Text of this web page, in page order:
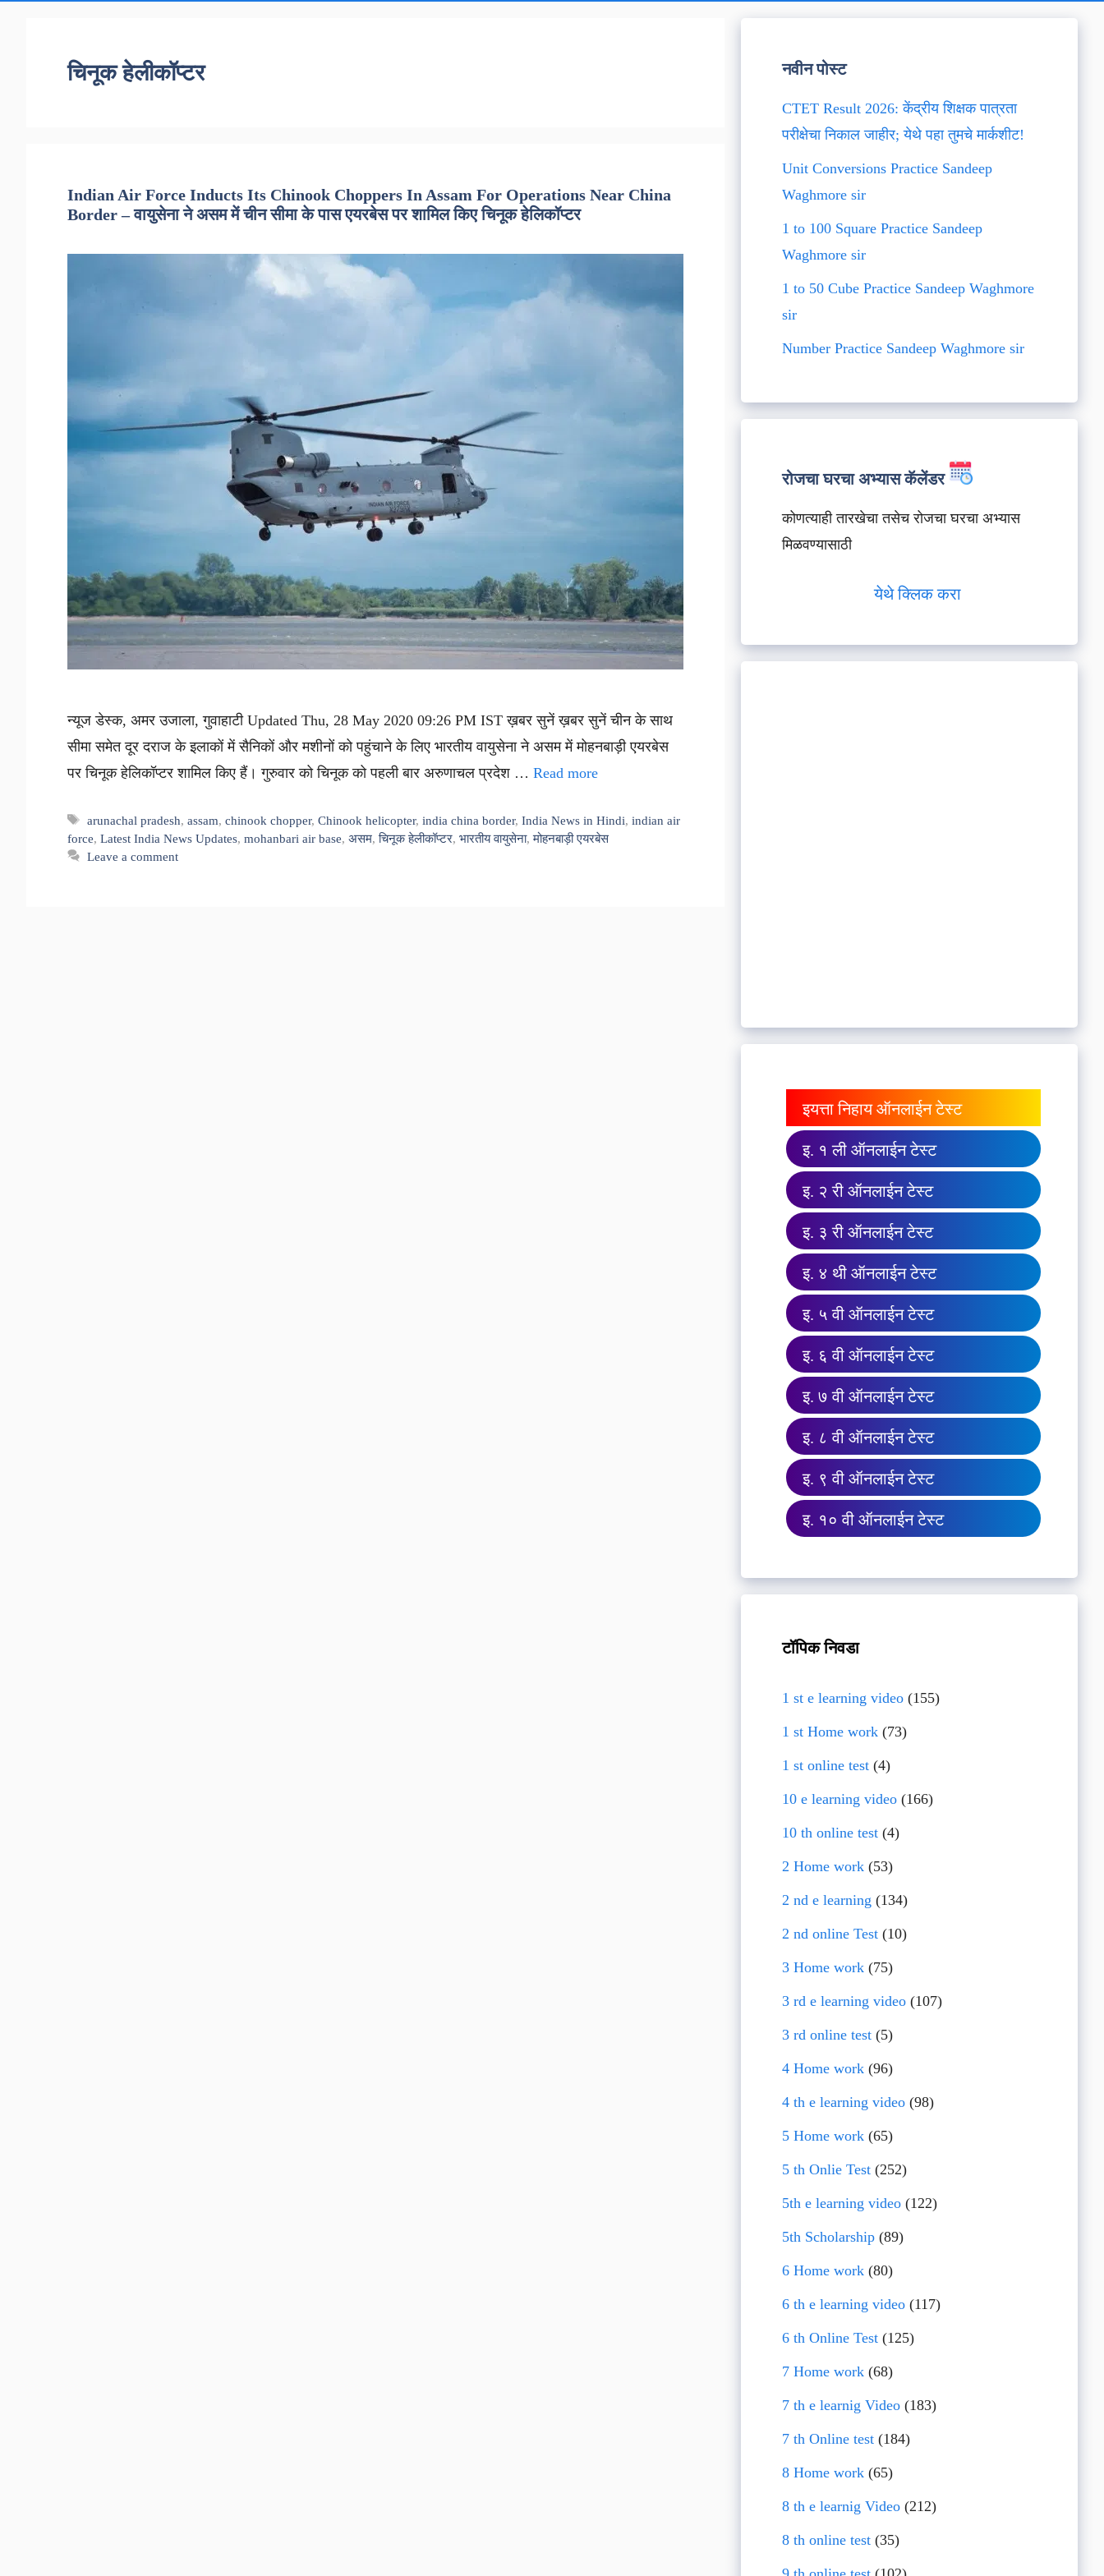
चिनूक हेलीकॉप्टर
Indian Air Force Inducts Its Chinook Choppers In Assam For Operations Near China
Border – वायुसेना ने असम में चीन सीमा के पास एयरबेस पर शामिल किए चिनूक हेलिकॉप्टर
न्यूज डेस्क, अमर उजाला, गुवाहाटी Updated Thu, 28 May 2020 09:26 PM IST ख़बर सुनें ख़बर सुनें चीन के साथ
सीमा समेत दूर दराज के इलाकों में सैनिकों और मशीनों को पहुंचाने के लिए भारतीय वायुसेना ने असम में मोहनबाड़ी एयरबेस
पर चिनूक हेलिकॉप्टर शामिल किए हैं। गुरुवार को चिनूक को पहली बार अरुणाचल प्रदेश … Read more
Tags
arunachal pradesh,assam,chinook chopper,Chinook helicopter,india china border,India News in Hindi,indian air
force, Latest India News Updates, mohanbari air base, असम,चिनूक हेलीकॉप्टर, भारतीय वायुसेना,मोहनबाड़ी एयरबेस
Leave a comment
नवीन पोस्ट
CTET Result 2026: केंद्रीय शिक्षक पात्रता
परीक्षेचा निकाल जाहीर; येथे पहा तुमचे मार्कशीट!
Unit Conversions Practice Sandeep
Waghmore sir
1 to 100 Square Practice Sandeep
Waghmore sir
1 to 50 Cube Practice Sandeep Waghmore
sir
Number Practice Sandeep Waghmore sir
रोजचा घरचा अभ्यास कॅलेंडर
कोणत्याही तारखेचा तसेच रोजचा घरचा अभ्यास
मिळवण्यासाठी
येथे क्लिक करा
इयत्ता निहाय ऑनलाईन टेस्ट
इ. १ ली ऑनलाईन टेस्ट
इ. २ री ऑनलाईन टेस्ट
इ. ३ री ऑनलाईन टेस्ट
इ. ४ थी ऑनलाईन टेस्ट
इ. ५ वी ऑनलाईन टेस्ट
इ. ६ वी ऑनलाईन टेस्ट
इ. ७ वी ऑनलाईन टेस्ट
इ. ८ वी ऑनलाईन टेस्ट
इ. ९ वी ऑनलाईन टेस्ट
इ. १० वी ऑनलाईन टेस्ट
टॉपिक निवडा
1 st e learning video(155)
1 st Home work(73)
1 st online test(4)
10 e learning video(166)
10 th online test(4)
2 Home work(53)
2 nd e learning (134)
2 nd online Test(10)
3 Home work(75)
3 rd e learning video(107)
3 rd online test(5)
4 Home work(96)
4 th e learning video(98)
5 Home work(65)
5 th Onlie Test(252)
5th e learning video(122)
5th Scholarship(89)
6 Home work(80)
6 th e learning video(117)
6 th Online Test(125)
7 Home work(68)
7 th e learnig Video(183)
7 th Online test(184)
8 Home work(65)
8 th e learnig Video(212)
8 th online test(35)